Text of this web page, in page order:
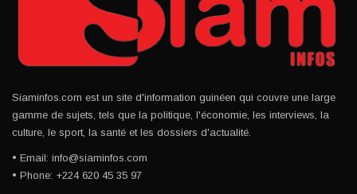
Siaminfos.com est un site d'information guinéen qui couvre une large
gamme de sujets, tels que la politique, l'économie, les interviews, la
culture, le sport, la santé et les dossiers d'actualité.
• Email: info@siaminfos.com
• Phone: +224 620 45 35 97